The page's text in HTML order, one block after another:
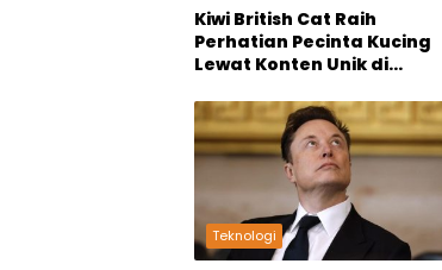
Kiwi British Cat Raih
Perhatian Pecinta Kucing
Lewat Konten Unik di
Teknologi